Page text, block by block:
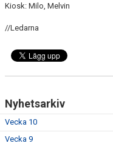
Kiosk: Milo, Melvin
//Ledarna
Nyhetsarkiv
Vecka 10
Vecka 9